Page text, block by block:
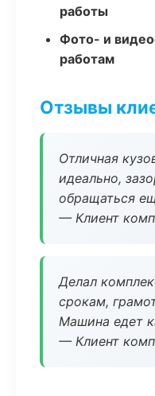
работы
Фото- и
работам
Отзывы
Отличная
идеально,
обращаться
— Клиент
Делал
срокам,
Машина едет
— Клиент